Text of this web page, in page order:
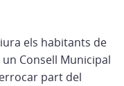
els habitants de
Consell Municipal
part del